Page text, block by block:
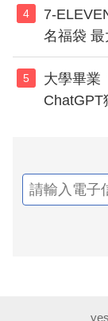
4
7-
名福袋
5
大學畢業
ChatGPT